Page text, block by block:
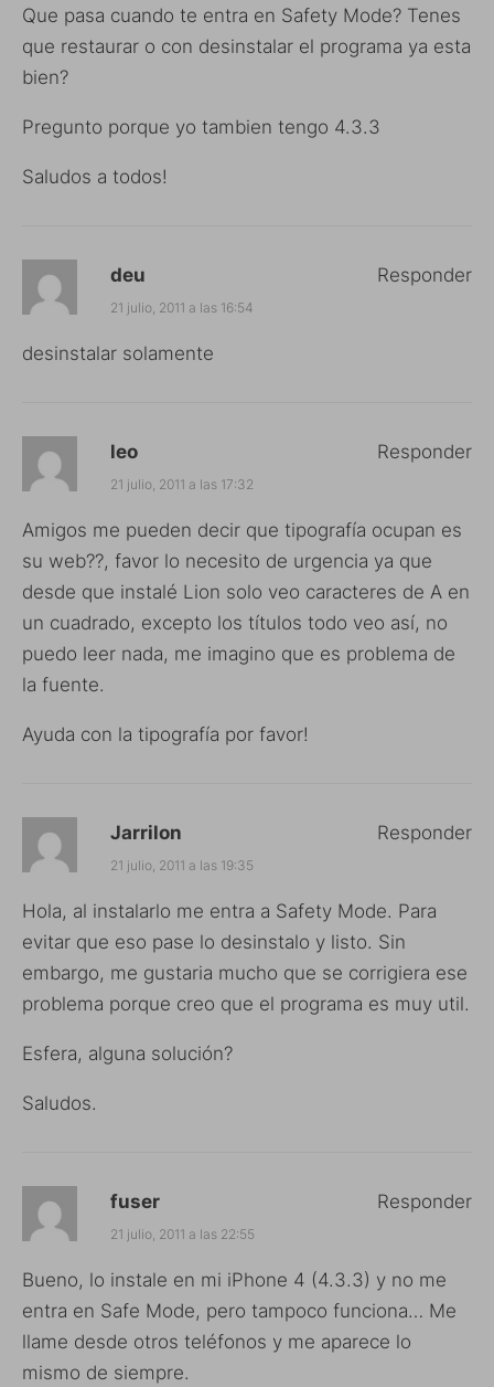
Que pasa cuando te entra en Safety Mode? Tenes
que restaurar o con desinstalar el programa ya esta
bien?
Pregunto porque yo tambien tengo 4.3.3
Saludos a todos!
deu
21 julio, 2011 a las 16:54
desinstalar solamente
Responder
leo
21 julio, 2011 a las 17:32
Amigos me pueden decir que tipografía ocupan es
su web??, favor lo necesito de urgencia ya que
desde que instalé Lion solo veo caracteres de A en
un cuadrado, excepto los títulos todo veo así, no
puedo leer nada, me imagino que es problema de
la fuente.
Ayuda con la tipografía por favor!
Responder
Jarrilon
21 julio, 2011 a las 19:35
Hola, al instalarlo me entra a Safety Mode. Para
evitar que eso pase lo desinstalo y listo. Sin
embargo, me gustaria mucho que se corrigiera ese
problema porque creo que el programa es muy util.
Esfera, alguna solución?
Saludos.
Responder
fuser
21 julio, 2011 a las 22:55
Bueno, lo instale en mi iPhone 4 (4.3.3) y no me
entra en Safe Mode, pero tampoco funciona… Me
llame desde otros teléfonos y me aparece lo
mismo de siempre.
Responder